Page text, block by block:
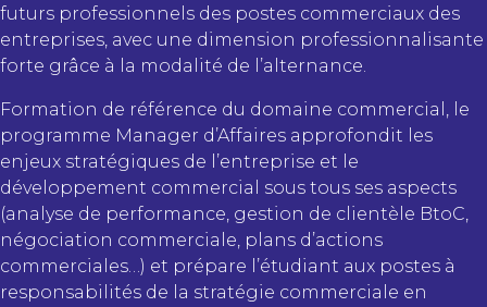
futurs professionnels des postes commerciaux des
entreprises, avec une dimension professionnalisante
forte grâce à la modalité de l’alternance.
Formation de référence du domaine commercial, le
programme Manager d’Affaires approfondit les
enjeux stratégiques de l’entreprise et le
développement commercial sous tous ses aspects
(analyse de performance, gestion de clientèle BtoC,
négociation commerciale, plans d’actions
commerciales…) et prépare l’étudiant aux postes à
responsabilités de la stratégie commerciale en